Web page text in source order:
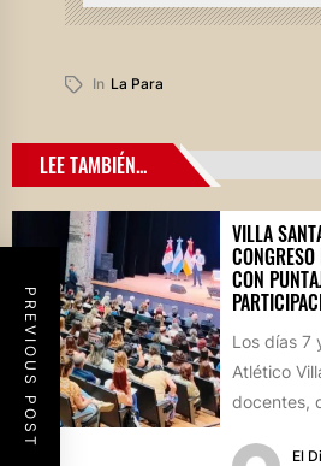
In La Para
PREVIOUS POST
LEE TAMBIÉN...
VILLA
CON
Los días 7
Atlético
docentes,
El